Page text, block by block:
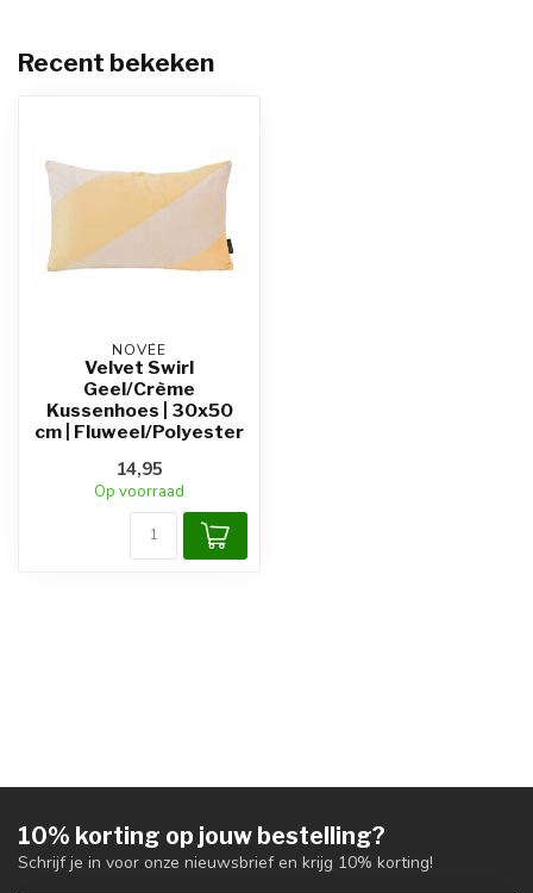
Recent bekeken
NOVÉE
Velvet Swirl
Geel/Crème
Kussenhoes | 30x50
cm | Fluweel/Polyester
14,95
Op voorraad
10% korting op jouw bestelling?
Schrijf je in voor onze nieuwsbrief en krijg 10% korting!